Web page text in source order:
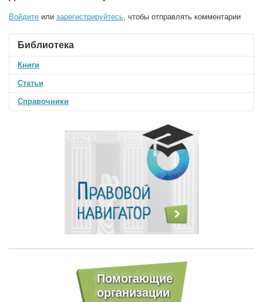
Войдите или зарегистрируйтесь , чтобы отправлять комментарии
Библиотека
Книги
Статьи
Справочники